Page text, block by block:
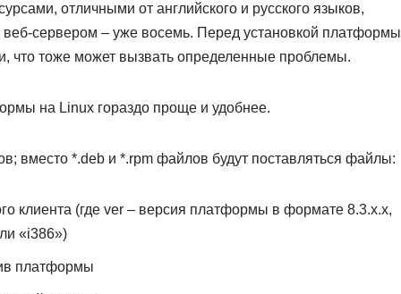
отличными от английского и русского языков,
веб-сервером ‒ уже восемь. Перед установкой платформы
что тоже может вызвать определенные проблемы.
на Linux гораздо проще и удобнее.
вместо *.deb и *.rpm файлов будут поставляться файлы:
клиента (где ver – версия платформы в формате 8.3.x.x,
«i386»)
платформы